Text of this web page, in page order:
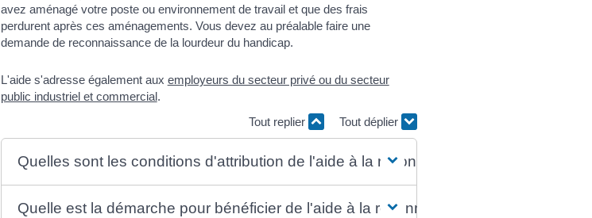
avez aménagé votre poste ou environnement de travail et que des frais
perdurent après ces aménagements. Vous devez au préalable faire une
demande de reconnaissance de la lourdeur du handicap.
L'aide s'adresse également aux employeurs du secteur privé ou du secteur
public industriel et commercial.
Tout replier
Tout déplier
Quelles sont les conditions d'attribution de l'aide à la reconnaissance de la lourdeur
Quelle est la démarche pour bénéficier de l'aide à la reconnaissance de la lourdeur